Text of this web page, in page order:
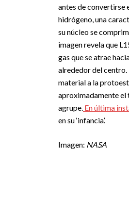
antes de convertirse
hidrógeno, una
su núcleo se
imagen revela que
gas que se atrae
alrededor del centro.
material a la
aproximadamente el
agrupe. En última
en su ‘infancia’.
Imagen: NASA